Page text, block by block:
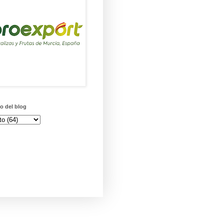
del blog